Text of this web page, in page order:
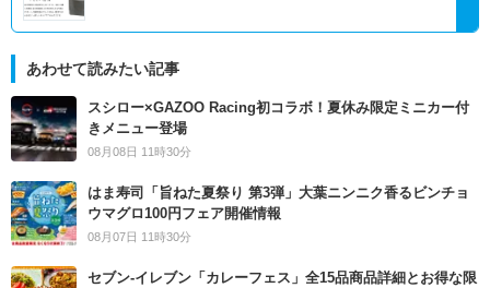
あわせて読みたい記事
スシロー×GAZOO Racing初コラボ！夏休み限定ミニカー付
きメニュー登場
08月08日 11時30分
はま寿司「旨ねた夏祭り 第3弾」大葉ニンニク香るビンチョ
ウマグロ100円フェア開催情報
08月07日 11時30分
セブン‐イレブン「カレーフェス」全15品商品詳細とお得な限